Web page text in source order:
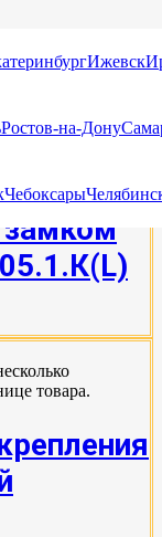
Ижевск
Ростов-на-Дону
Чебоксары
ДЛЯ
товара.
товара.